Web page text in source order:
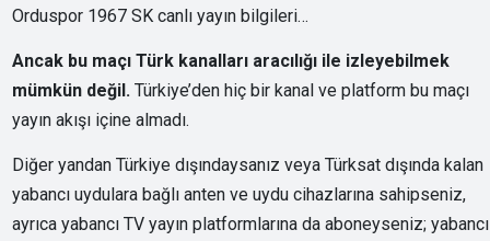
Orduspor 1967 SK canlı yayın bilgileri…
Ancak bu maçı Türk kanalları aracılığı ile izleyebilmek
mümkün değil. Türkiye’den hiç bir kanal ve platform bu maçı
yayın akışı içine almadı.
Diğer yandan Türkiye dışındaysanız veya Türksat dışında kalan
yabancı uydulara bağlı anten ve uydu cihazlarına sahipseniz,
ayrıca yabancı TV yayın platformlarına da aboneyseniz; yabancı